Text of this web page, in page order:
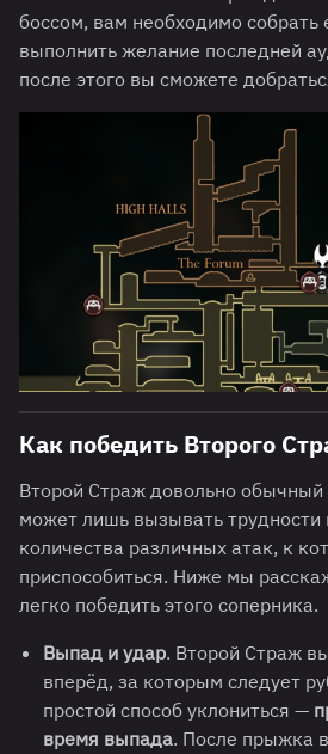
боссом, вам необходимо собрать
выполнить желание последней
после этого вы сможете
Как победить Второго
Второй Страж довольно обычный
может лишь вызывать трудности
количества различных атак, к
приспособиться. Ниже мы
легко победить этого соперника.
Выпад и удар. Второй Страж
вперёд, за которым следует
простой способ уклониться —
время выпада. После прыжка